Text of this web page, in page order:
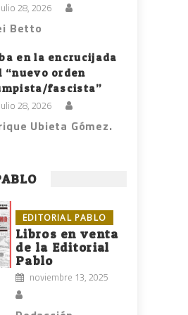
julio 28, 2026
Betto
en la encrucijada
“nuevo orden
fascista”
julio 28, 2026
Ubieta Gómez.
EDITORIAL PABLO
Libros en venta
de la Editorial
Pablo
noviembre 13, 2025